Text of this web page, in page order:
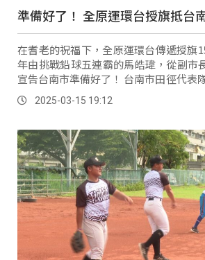
準備好了！ 全原運環台授旗抵台
在耆老的祝福下，全原運環台傳遞授旗
年由挑戰鉛球五連霸的馬皓瑋，從副市
宣告台南市準備好了！ 台南市田徑代表隊選手 馬皓瑋：「連
霸就拚一下，不會讓大家失望；後面還
賽，那就把它（全原運）當作是後面亞
2025-03-15 19:12